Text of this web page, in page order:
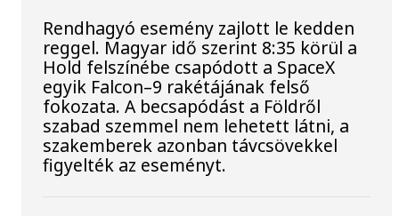
Rendhagyó esemény zajlott le kedden
reggel. Magyar idő szerint 8:35 körül a
Hold felszínébe csapódott a SpaceX
egyik Falcon–9 rakétájának felső
fokozata. A becsapódást a Földről
szabad szemmel nem lehetett látni, a
szakemberek azonban távcsövekkel
figyelték az eseményt.